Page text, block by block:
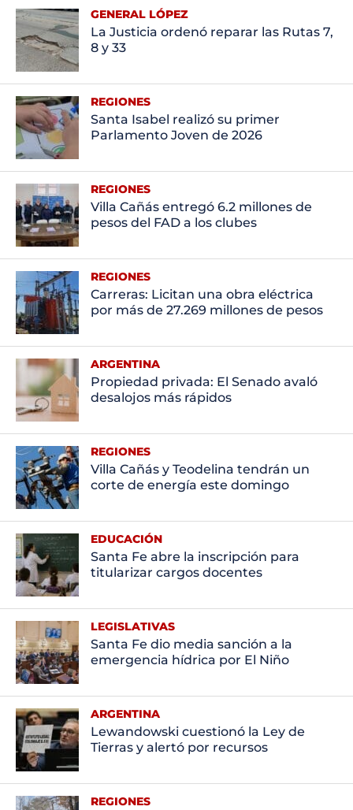
GENERAL LÓPEZ
La Justicia ordenó reparar las Rutas 7,
8 y 33
REGIONES
Santa Isabel realizó su primer
Parlamento Joven de 2026
REGIONES
Villa Cañás entregó 6.2 millones de
pesos del FAD a los clubes
REGIONES
Carreras: Licitan una obra eléctrica
por más de 27.269 millones de pesos
ARGENTINA
Propiedad privada: El Senado avaló
desalojos más rápidos
REGIONES
Villa Cañás y Teodelina tendrán un
corte de energía este domingo
EDUCACIÓN
Santa Fe abre la inscripción para
titularizar cargos docentes
LEGISLATIVAS
Santa Fe dio media sanción a la
emergencia hídrica por El Niño
ARGENTINA
Lewandowski cuestionó la Ley de
Tierras y alertó por recursos
REGIONES